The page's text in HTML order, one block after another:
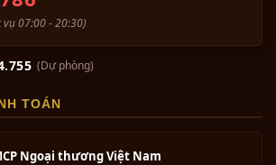
vụ 07:00 - 20:30)
(Dự phòng)
TOÁN
Ngoại thương Việt Nam